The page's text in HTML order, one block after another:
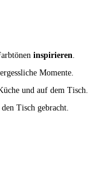
inspirieren
Momente.
und auf dem Tisch.
Tisch gebracht.